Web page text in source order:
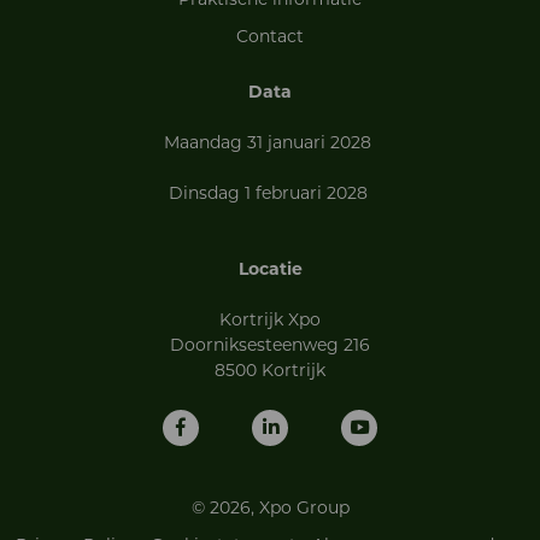
Contact
Data
Maandag 31 januari 2028
Dinsdag 1 februari 2028
Locatie
Kortrijk Xpo
Doorniksesteenweg 216
8500 Kortrijk
© 2026, Xpo Group